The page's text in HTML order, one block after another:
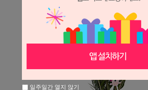
일주일간 열지 않기